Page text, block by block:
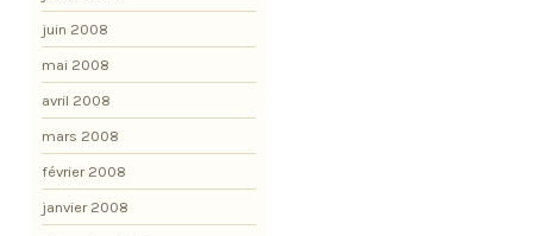
juin 2008
mai 2008
avril 2008
mars 2008
février 2008
janvier 2008